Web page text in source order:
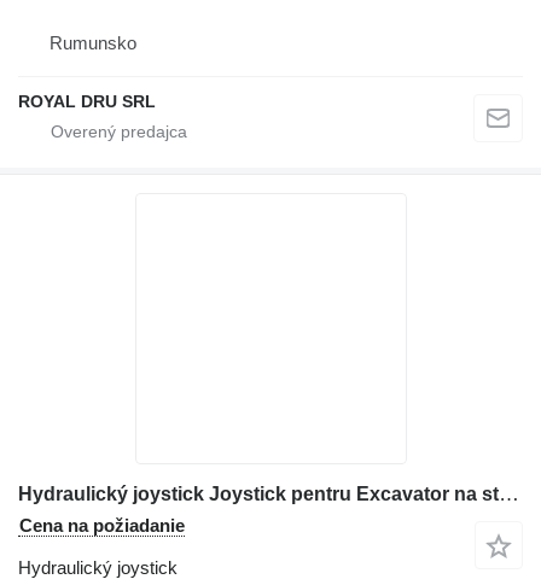
Rumunsko
ROYAL DRU SRL
Hydraulický joystick Joystick pentru Excavator na stavebného stroja Hitachi
Cena na požiadanie
Hydraulický joystick